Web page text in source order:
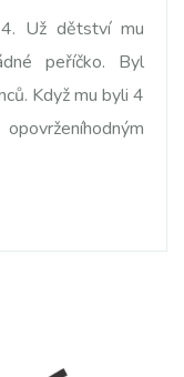
Už dětství mu
peříčko. Byl
Když mu byli 4